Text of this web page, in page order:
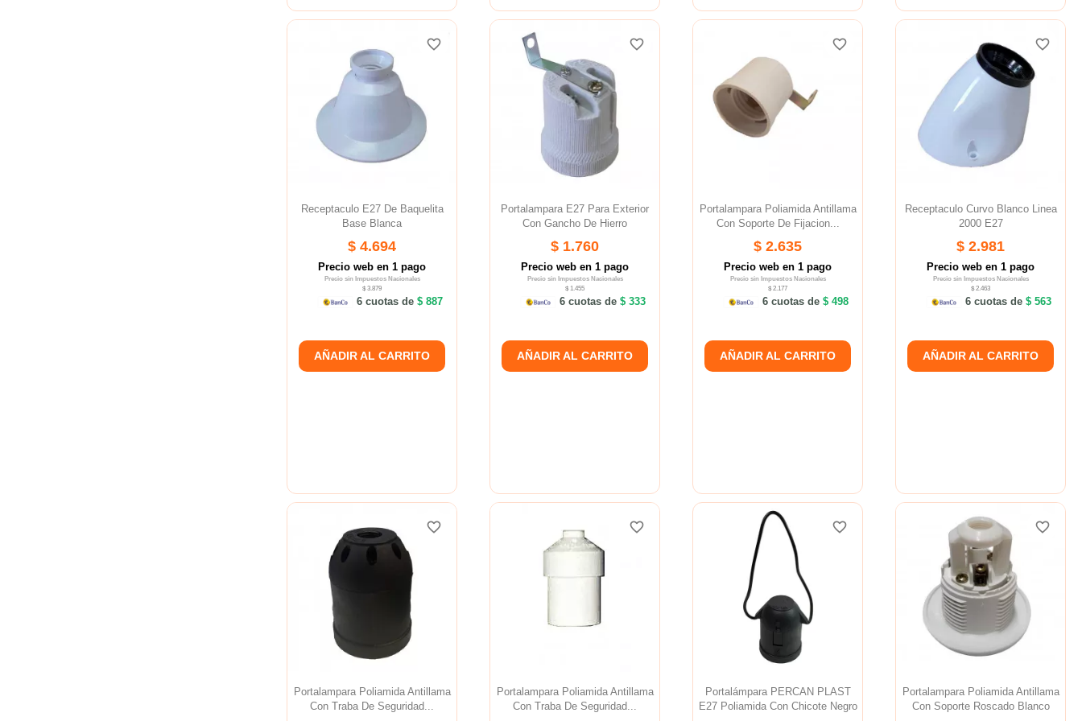
Receptaculo E27 De Baquelita
Base Blanca
$ 4.694
Precio web en 1 pago
Precio sin Impuestos Nacionales
$ 3.879
6 cuotas de $ 887
AÑADIR AL CARRITO
favorite_border
favorite_border
favorite_border
Portalampara E27 Para Exterior
Con Gancho De Hierro
$ 1.760
Precio web en 1 pago
Precio sin Impuestos Nacionales
$ 1.455
6 cuotas de $ 333
AÑADIR AL CARRITO
favorite_border
favorite_border
favorite_border
Portalampara Poliamida Antillama
Con Soporte De Fijacion...
$ 2.635
Precio web en 1 pago
Precio sin Impuestos Nacionales
$ 2.177
6 cuotas de $ 498
AÑADIR AL CARRITO
favorite_border
favorite_border
favorite_border
Receptaculo Curvo Blanco Linea
2000 E27
$ 2.981
Precio web en 1 pago
Precio sin Impuestos Nacionales
$ 2.463
6 cuotas de $ 563
AÑADIR AL CARRITO
favorite_border
favorite_border
favorite_border
Portalampara Poliamida Antillama
Con Traba De Seguridad...
favorite_border
favorite_border
favorite_border
Portalampara Poliamida Antillama
Con Traba De Seguridad...
favorite_border
favorite_border
favorite_border
Portalámpara PERCAN PLAST
E27 Poliamida Con Chicote Negro
favorite_border
favorite_border
favorite_border
Portalampara Poliamida Antillama
Con Soporte Roscado Blanco
favorite_border
favorite_border
favorite_border